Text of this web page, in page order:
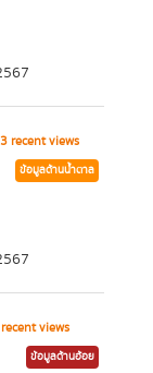
recent views
ข้อมูลด้านน้ำตาล
views
ข้อมูลด้านอ้อย